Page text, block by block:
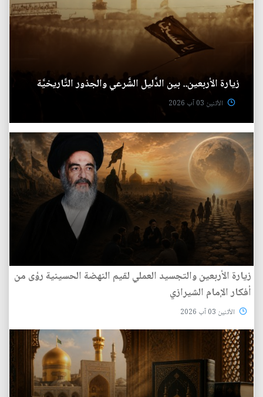
زيارة الأربعين.. بين الدَّليل الشَّرعي والجذور التَّاريخيَّة
الأثنين 03 آب 2026
زيارة الأربعين والتجسيد العملي لقيم النهضة الحسينية رؤى من
أفكار الإمام الشيرازي
الأثنين 03 آب 2026